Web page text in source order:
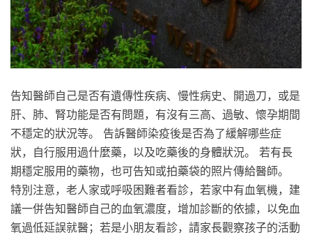
告知醫師自己是否有遺傳性疾病、慢性病史、開過刀，或是
肝、肺、腎功能是否有問題，有沒有三高、過敏、懷孕期間
不穩定的狀況等。 告訴醫師染疫後是否為了緩解哪些症
狀，自行服用過什麼藥，以及吃藥後的身體狀況。 若有長
期穩定服用的藥物，也可告知或拍藥袋的照片傳給醫師。
特別注意，老人家或呼吸困難者看診，若家中有血氧機，建
議一併告知醫師自己的血氧濃度，增加診斷的依據，以免血
氧過低延誤就醫；若是小朋友看診，請家長觀察孩子的活動